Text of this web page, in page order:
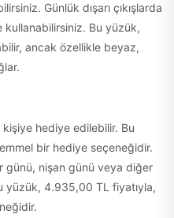
Günlük dışarı çıkışlarda
kullanabilirsiniz. Bu yüzük,
ancak özellikle beyaz,
hediye edilebilir. Bu
bir hediye seçeneğidir.
günü, nişan günü veya diğer
yüzük, 4.935,00 TL fiyatıyla,